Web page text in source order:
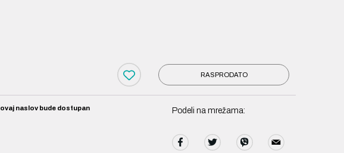
RASPRODATO
naslov bude dostupan Podeli na mrežama: